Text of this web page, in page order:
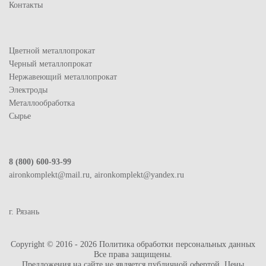
Контакты
Цветной металлопрокат
Черный металлопрокат
Нержавеющий металлопрокат
Электроды
Металлообработка
Сырье
8 (800) 600-93-99
aironkomplekt@mail.ru, aironkomplekt@yandex.ru
г. Рязань
Copyright © 2016 - 2026 Политика обработки персональных данных
Все права защищены.